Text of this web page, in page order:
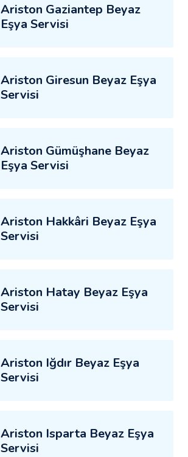
Ariston Gaziantep Beyaz
Eşya Servisi
Ariston Giresun Beyaz Eşya
Servisi
Ariston Gümüşhane Beyaz
Eşya Servisi
Ariston Hakkâri Beyaz Eşya
Servisi
Ariston Hatay Beyaz Eşya
Servisi
Ariston Iğdır Beyaz Eşya
Servisi
Ariston Isparta Beyaz Eşya
Servisi